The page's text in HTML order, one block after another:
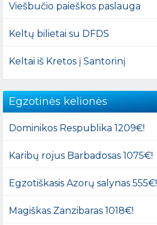
Viešbučio paieškos paslauga
Keltų bilietai su DFDS
Keltai iš Kretos į Santorinį
Egzotinės kelionės
Dominikos Respublika 1209€!
Karibų rojus Barbadosas 1075€!
Egzotiškasis Azorų salynas 555€!
Magiškas Zanzibaras 1018€!